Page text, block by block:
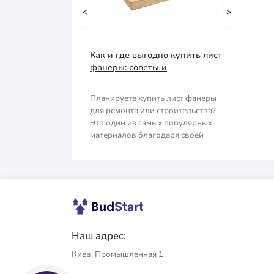
Полипропиленовый мешок
Сетка абразивная
Строительный скотч
Губки для шлифования
Кельма
Коронки
Метла
Емкость строительная
Тачка строительная
Как и где выгодно купить лист
фанеры: советы и
Планируете купить лист фанеры
для ремонта или строительства?
Это один из самых популярных
материалов благодаря своей
< >
Наш адрес:
Киев, Промышленная 1